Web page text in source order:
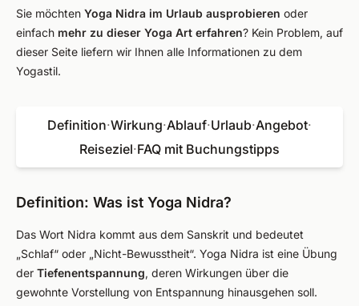
Sie möchten Yoga Nidra im Urlaub ausprobieren oder
einfach mehr zu dieser Yoga Art erfahren? Kein Problem, auf
dieser Seite liefern wir Ihnen alle Informationen zu dem
Yogastil.
Definition·Wirkung·Ablauf·Urlaub·Angebot·
Reiseziel·FAQ mit Buchungstipps
Definition: Was ist Yoga Nidra?
Das Wort Nidra kommt aus dem Sanskrit und bedeutet
„Schlaf“ oder „Nicht-Bewusstheit“. Yoga Nidra ist eine Übung
der Tiefenentspannung, deren Wirkungen über die
gewohnte Vorstellung von Entspannung hinausgehen soll.